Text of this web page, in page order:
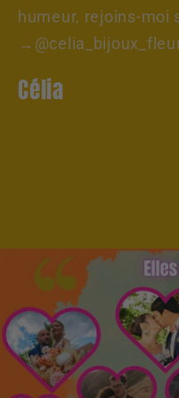
humeur, rejoins-moi
Célia